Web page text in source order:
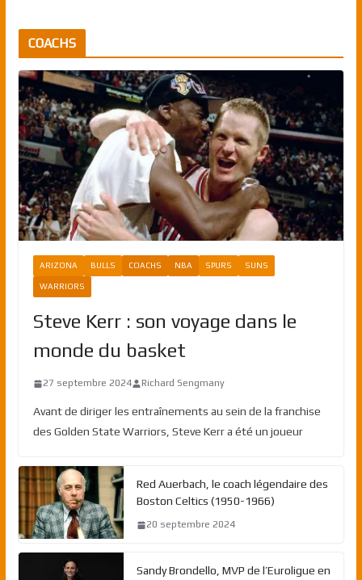
COACHS
ARIZONA BULLS COACHS NBA SPURS SUNS
WARRIORS
Steve Kerr : son voyage dans le
monde du basket
27 septembre 2024 Richard Sengmany
Avant de diriger les entraînements au sein de la franchise
des Golden State Warriors, Steve Kerr a été un joueur
Red Auerbach, le coach légendaire des
Boston Celtics (1950-1966)
20 septembre 2024
Sandy Brondello, MVP de l’Euroligue en